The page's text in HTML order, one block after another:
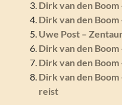
Dirk van den
Dirk van den Boom
Uwe Post –
Dirk van den
Dirk van den
Dirk van den
reist